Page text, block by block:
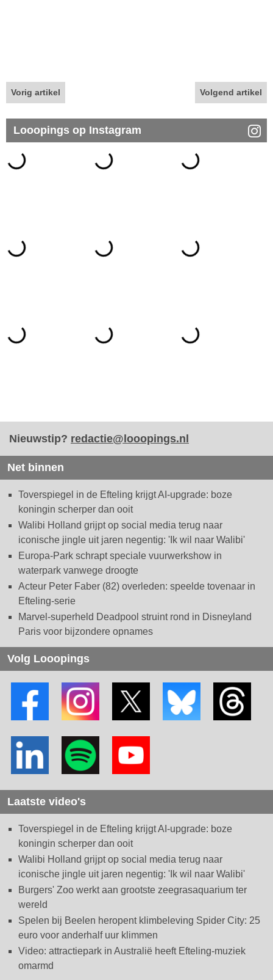
Vorig artikel Volgend artikel
Looopings op Instagram
Nieuwstip? redactie@looopings.nl
Net binnen
Toverspiegel in de Efteling krijgt AI-upgrade: boze
koningin scherper dan ooit
Walibi Holland grijpt op social media terug naar
iconische jingle uit jaren negentig: 'Ik wil naar Walibi'
Europa-Park schrapt speciale vuurwerkshow in
waterpark vanwege droogte
Acteur Peter Faber (82) overleden: speelde tovenaar in
Efteling-serie
Marvel-superheld Deadpool struint rond in Disneyland
Paris voor bijzondere opnames
Volg Looopings
Laatste video's
Toverspiegel in de Efteling krijgt AI-upgrade: boze
koningin scherper dan ooit
Walibi Holland grijpt op social media terug naar
iconische jingle uit jaren negentig: 'Ik wil naar Walibi'
Burgers' Zoo werkt aan grootste zeegrasaquarium ter
wereld
Spelen bij Beelen heropent klimbeleving Spider City: 25
euro voor anderhalf uur klimmen
Video: attractiepark in Australië heeft Efteling-muziek
omarmd